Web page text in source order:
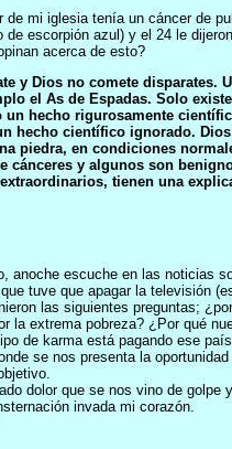
de mi iglesia tenía un cáncer de
escorpión azul) y el 24 le
acerca de esto?
y Dios no comete disparates.
el As de Espadas. Solo
hecho rigurosamente
hecho científico ignorado.
piedra, en condiciones
cánceres y algunos son
tienen una
anoche escuche en las noticias
tuve que apagar la televisión
las siguientes preguntas;
la extrema pobreza? ¿Por qué
de karma está pagando ese
se nos presenta la
dolor que se nos vino de
invada mi corazón.